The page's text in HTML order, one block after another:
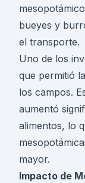
bueyes y
el transporte.
Uno de los
que permitió
los campos.
aumentó
alimentos, lo
mayor.
Impacto de